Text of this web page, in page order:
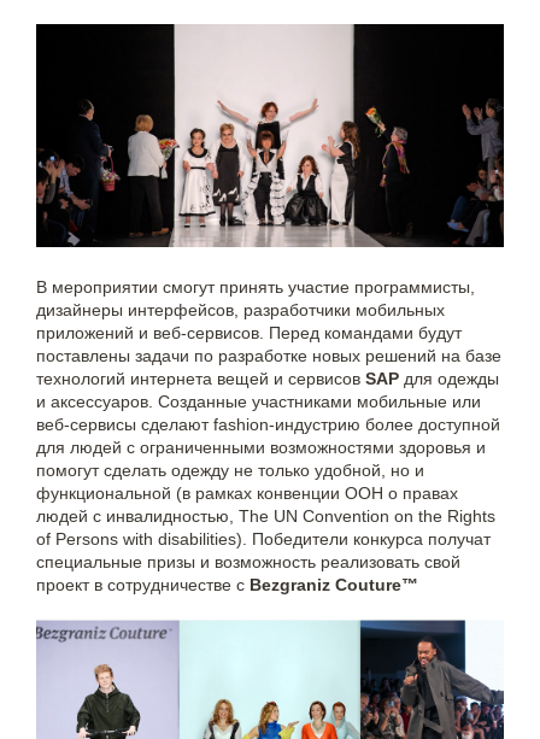
В мероприятии смогут принять участие программисты,
дизайнеры интерфейсов, разработчики мобильных
приложений и веб-сервисов. Перед командами будут
поставлены задачи по разработке новых решений на базе
технологий интернета вещей и сервисов SAP для одежды
и аксессуаров. Созданные участниками мобильные или
веб-сервисы сделают fashion-индустрию более доступной
для людей с ограниченными возможностями здоровья и
помогут сделать одежду не только удобной, но и
функциональной (в рамках конвенции ООН о правах
людей с инвалидностью, The UN Convention on the Rights
of Persons with disabilities). Победители конкурса получат
специальные призы и возможность реализовать свой
проект в сотрудничестве с Bezgraniz Couture™